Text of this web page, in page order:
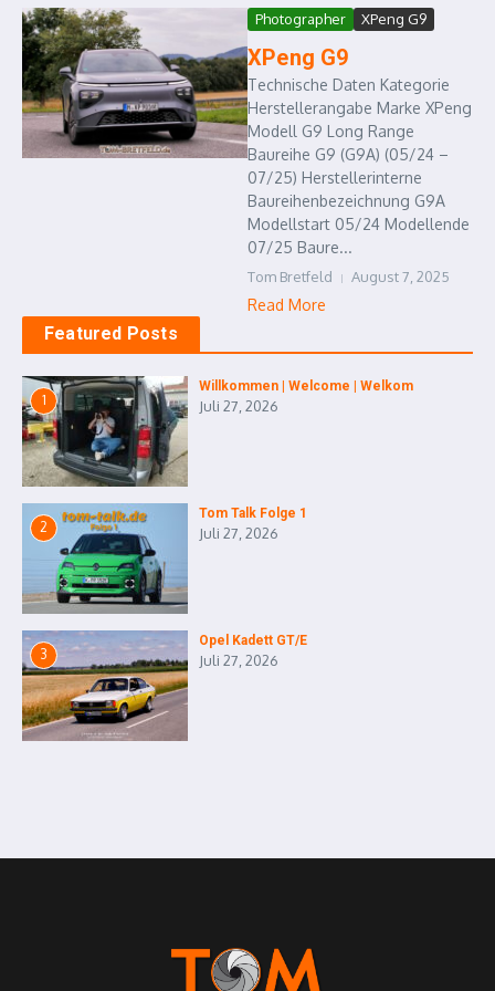
Photographer XPeng G9
XPeng G9
Technische Daten Kategorie
Herstellerangabe Marke XPeng
Modell G9 Long Range
Baureihe G9 (G9A) (05/24 –
07/25) Herstellerinterne
Baureihenbezeichnung G9A
Modellstart 05/24 Modellende
07/25 Baure...
Tom Bretfeld August 7, 2025
Read More
Featured Posts
1
Willkommen | Welcome | Welkom
Juli 27, 2026
2
Tom Talk Folge 1
Juli 27, 2026
3
Opel Kadett GT/E
Juli 27, 2026